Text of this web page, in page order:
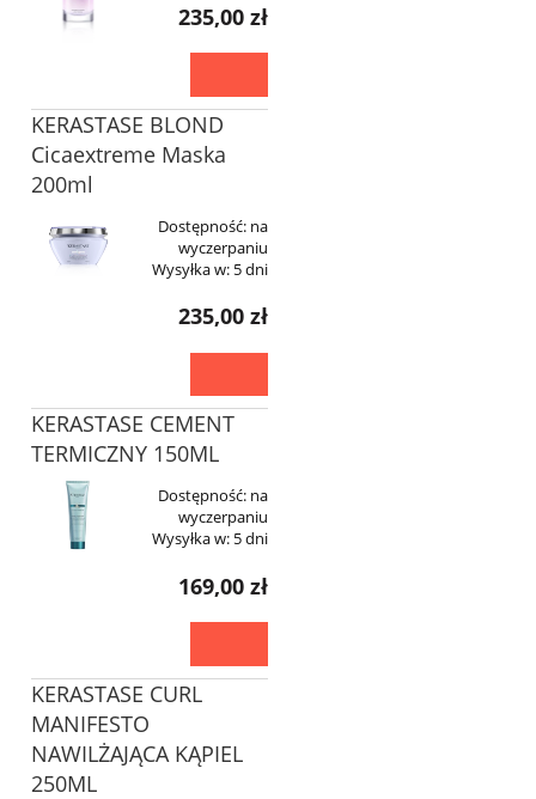
235,00 zł
KERASTASE BLOND
Cicaextreme Maska
200ml
Dostępność: na
wyczerpaniu
Wysyłka w: 5 dni
235,00 zł
KERASTASE CEMENT
TERMICZNY 150ML
Dostępność: na
wyczerpaniu
Wysyłka w: 5 dni
169,00 zł
KERASTASE CURL
MANIFESTO
NAWILŻAJĄCA KĄPIEL
250ML